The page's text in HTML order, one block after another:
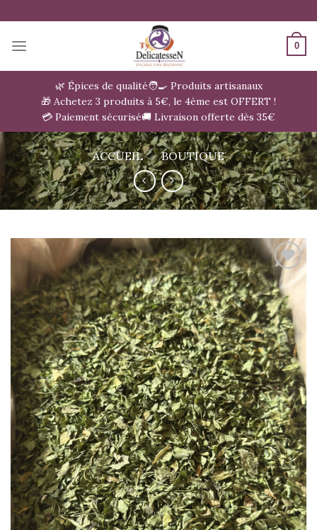
au
contenu
0
🌿 Épices de qualité🧑‍🍳 Produits artisanaux
🎁 Achetez 3 produits à 5€, le 4ème est OFFERT !
💳 Paiement sécurisé🚚 Livraison offerte dès 35€
ACCUEIL » BOUTIQUE